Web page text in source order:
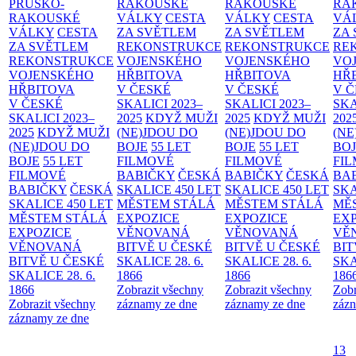
PRUSKO-
RAKOUSKÉ
VÁLKY CESTA
ZA SVĚTLEM
REKONSTRUKCE
VOJENSKÉHO
HŘBITOVA
V ČESKÉ
SKALICI 2023–
2025 KDYŽ MUŽI
(NE)JDOU DO
BOJE 55 LET
FILMOVÉ
BABIČKY ČESKÁ
SKALICE 450 LET
MĚSTEM STÁLÁ
EXPOZICE
VĚNOVANÁ
BITVĚ U ČESKÉ
SKALICE 28. 6.
1866
Zobrazit všechny
záznamy ze dne
RAKOUSKÉ
VÁLKY CESTA
ZA SVĚTLEM
REKONSTRUKCE
VOJENSKÉHO
HŘBITOVA
V ČESKÉ
SKALICI 2023–
2025 KDYŽ MUŽI
(NE)JDOU DO
BOJE 55 LET
FILMOVÉ
BABIČKY ČESKÁ
SKALICE 450 LET
MĚSTEM STÁLÁ
EXPOZICE
VĚNOVANÁ
BITVĚ U ČESKÉ
SKALICE 28. 6.
1866
Zobrazit všechny
záznamy ze dne
RAKOUSKÉ
VÁLKY CESTA
ZA SVĚTLEM
REKONSTRUKCE
VOJENSKÉHO
HŘBITOVA
V ČESKÉ
SKALICI 2023–
2025 KDYŽ MUŽI
(NE)JDOU DO
BOJE 55 LET
FILMOVÉ
BABIČKY ČESKÁ
SKALICE 450 LET
MĚSTEM STÁLÁ
EXPOZICE
VĚNOVANÁ
BITVĚ U ČESKÉ
SKALICE 28. 6.
1866
Zobrazit všechny
záznamy ze dne
ZA
V
13